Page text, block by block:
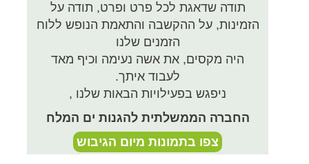
תודה שדאגת לכל פרט ופרט, תודה על
הזמינות, על ההקשבה והתאמת הנופש ללוח
הזמנים שלנו
היה מקסים, את אשה נעימה וכיף מאד
לעבוד איתך.
ניפגש בפעילויות הבאות שלנו ,
החברה הממשלתית להגנות ים המלח
צפו בתמונות מיום הגיבוש